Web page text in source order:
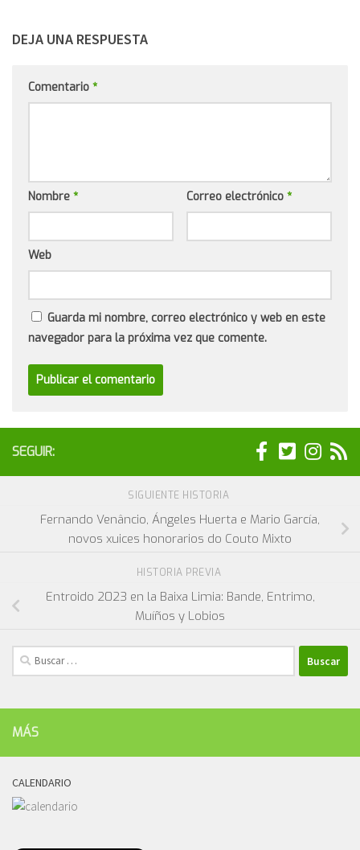
DEJA UNA RESPUESTA
Comentario *
Nombre * Correo electrónico *
Web
Guarda mi nombre, correo electrónico y web en este
navegador para la próxima vez que comente.
SEGUIR:
SIGUIENTE HISTORIA
Fernando Venâncio, Ángeles Huerta e Mario García,
novos xuices honorarios do Couto Mixto
HISTORIA PREVIA
Entroido 2023 en la Baixa Limia: Bande, Entrimo,
Muíños y Lobios
Buscar:
MÁS
CALENDARIO